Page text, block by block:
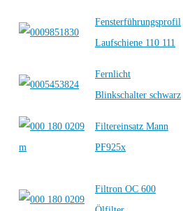
Fensterführungsprofil
Laufschiene 110 111
Fernlicht
Blinkschalter schwarz
Filtereinsatz Mann
PF925x
Filtron OC 600